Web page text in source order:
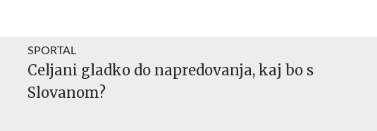
SPORTAL
Celjani gladko do napredovanja, kaj bo s
Slovanom?